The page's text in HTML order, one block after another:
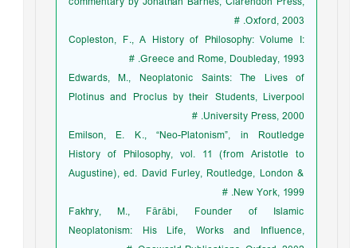
Oxford, 2003. #
Copleston, F., A History of Philosophy: Volume I:
Greece and Rome, Doubleday, 1993. #
Edwards, M., Neoplatonic Saints: The Lives of
Plotinus and Proclus by their Students, Liverpool
University Press, 2000. #
Emilson, E. K., “Neo-Platonism”, in Routledge
History of Philosophy, vol. 11 (from Aristotle to
Augustine), ed. David Furley, Routledge, London &
New York, 1999. #
Fakhry, M., Fārābi, Founder of Islamic
Neoplatonism: His Life, Works and Influence,